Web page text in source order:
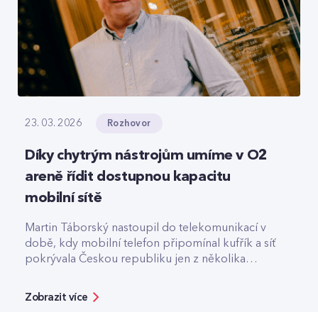
23. 03. 2026 Rozhovor
Díky chytrým nástrojům umíme v O2
areně řídit dostupnou kapacitu
mobilní sítě
Martin Táborský nastoupil do telekomunikací v
době, kdy mobilní telefon připomínal kufřík a síť
pokrývala Českou republiku jen z několika
za špičkovou kvalitu a optimalizaci rádiové sítě. V
Zobrazit více